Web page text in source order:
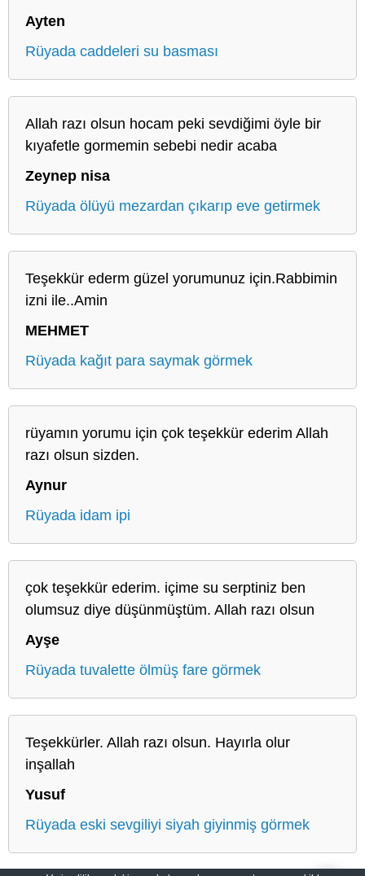
Ayten
Rüyada caddeleri su basması
Allah razı olsun hocam peki sevdiğimi öyle bir
kıyafetle gormemin sebebi nedir acaba
Zeynep nisa
Rüyada ölüyü mezardan çıkarıp eve getirmek
Teşekkür ederm güzel yorumunuz için.Rabbimin
izni ile..Amin
MEHMET
Rüyada kağıt para saymak görmek
rüyamın yorumu için çok teşekkür ederim Allah
razı olsun sizden.
Aynur
Rüyada idam ipi
çok teşekkür ederim. içime su serptiniz ben
olumsuz diye düşünmüştüm. Allah razı olsun
Ayşe
Rüyada tuvalette ölmüş fare görmek
Teşekkürler. Allah razı olsun. Hayırla olur
inşallah
Yusuf
Rüyada eski sevgiliyi siyah giyinmiş görmek